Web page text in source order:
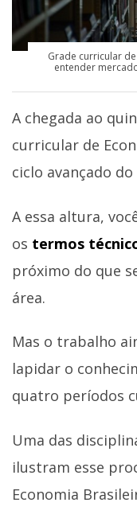
Grade curricular
entender
A chegada ao
curricular de
ciclo avançado do
A essa altura,
os termos
próximo do que
área.
Mas o trabalho
lapidar o
quatro períodos
Uma das
ilustram esse
Economia